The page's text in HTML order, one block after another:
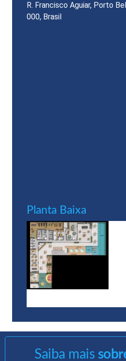
R. Francisco Aguiar, Porto
000, Brasil
Planta Baixa
Saiba mais